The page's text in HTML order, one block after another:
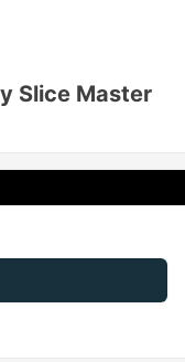
Slice Master